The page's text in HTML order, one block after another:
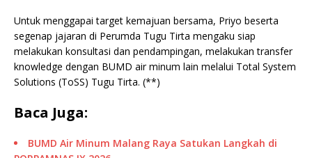
Untuk menggapai target kemajuan bersama, Priyo beserta
segenap jajaran di Perumda Tugu Tirta mengaku siap
melakukan konsultasi dan pendampingan, melakukan transfer
knowledge dengan BUMD air minum lain melalui Total System
Solutions (ToSS) Tugu Tirta. (**)
Baca Juga:
BUMD Air Minum Malang Raya Satukan Langkah di